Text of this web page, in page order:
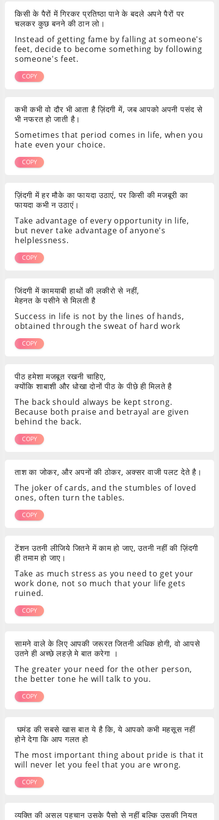
किसी के पैरों में गिरकर प्रतिष्ठा पाने के बदले अपने पैरों पर
चलकर कुछ बनने की ठान लो।
Instead of getting fame by falling at someone's
feet, decide to become something by following
someone's feet.
COPY
कभी कभी वो दौर भी आता है ज़िंदगी में, जब आपको अपनी पसंद से
भी नफरत हो जाती है।
Sometimes that period comes in life, when you
hate even your choice.
COPY
ज़िंदगी में हर मौके का फायदा उठाएं, पर किसी की मजबूरी का
फायदा कभी न उठाएं।
Take advantage of every opportunity in life,
but never take advantage of anyone's
helplessness.
COPY
जिंदगी में कामयाबी हाथों की लकीरो से नहीं,
मेहनत के पसीने से मिलती है
Success in life is not by the lines of hands,
obtained through the sweat of hard work
COPY
पीठ हमेशा मजबूत रखनी चाहिए,
क्योंकि शाबाशी और धोखा दोनों पीठ के पीछे ही मिलते है
The back should always be kept strong.
Because both praise and betrayal are given
behind the back.
COPY
ताश का जोकर, और अपनों की ठोकर, अक्सर वाजी पलट देते है।
The joker of cards, and the stumbles of loved
ones, often turn the tables.
COPY
टेंशन उतनी लीजिये जितने में काम हो जाए, उतनी नहीं की ज़िंदगी
ही तमाम हो जाए।
Take as much stress as you need to get your
work done, not so much that your life gets
ruined.
COPY
सामने वाले के लिए आपकी जरूरत जितनी अधिक होगी, वो आपसे
उतने ही अच्छे लहज़े मे बात करेगा ।
The greater your need for the other person,
the better tone he will talk to you.
COPY
घमंड की सबसे खास बात ये है कि, ये आपको कभी महसूस नहीं
होने देगा कि आप गलत हो
The most important thing about pride is that it
will never let you feel that you are wrong.
COPY
व्यक्ति की असल पहचान उसके पैसो से नहीं बल्कि उसकी नियत